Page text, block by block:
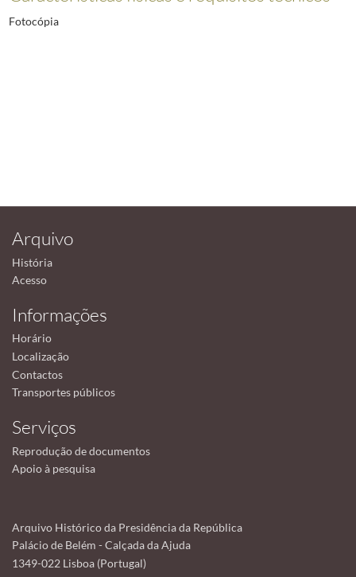
Fotocópia
Arquivo
História
Acesso
Informações
Horário
Localização
Contactos
Transportes públicos
Serviços
Reprodução de documentos
Apoio à pesquisa
Arquivo Histórico da Presidência da República
Palácio de Belém - Calçada da Ajuda
1349-022 Lisboa (Portugal)